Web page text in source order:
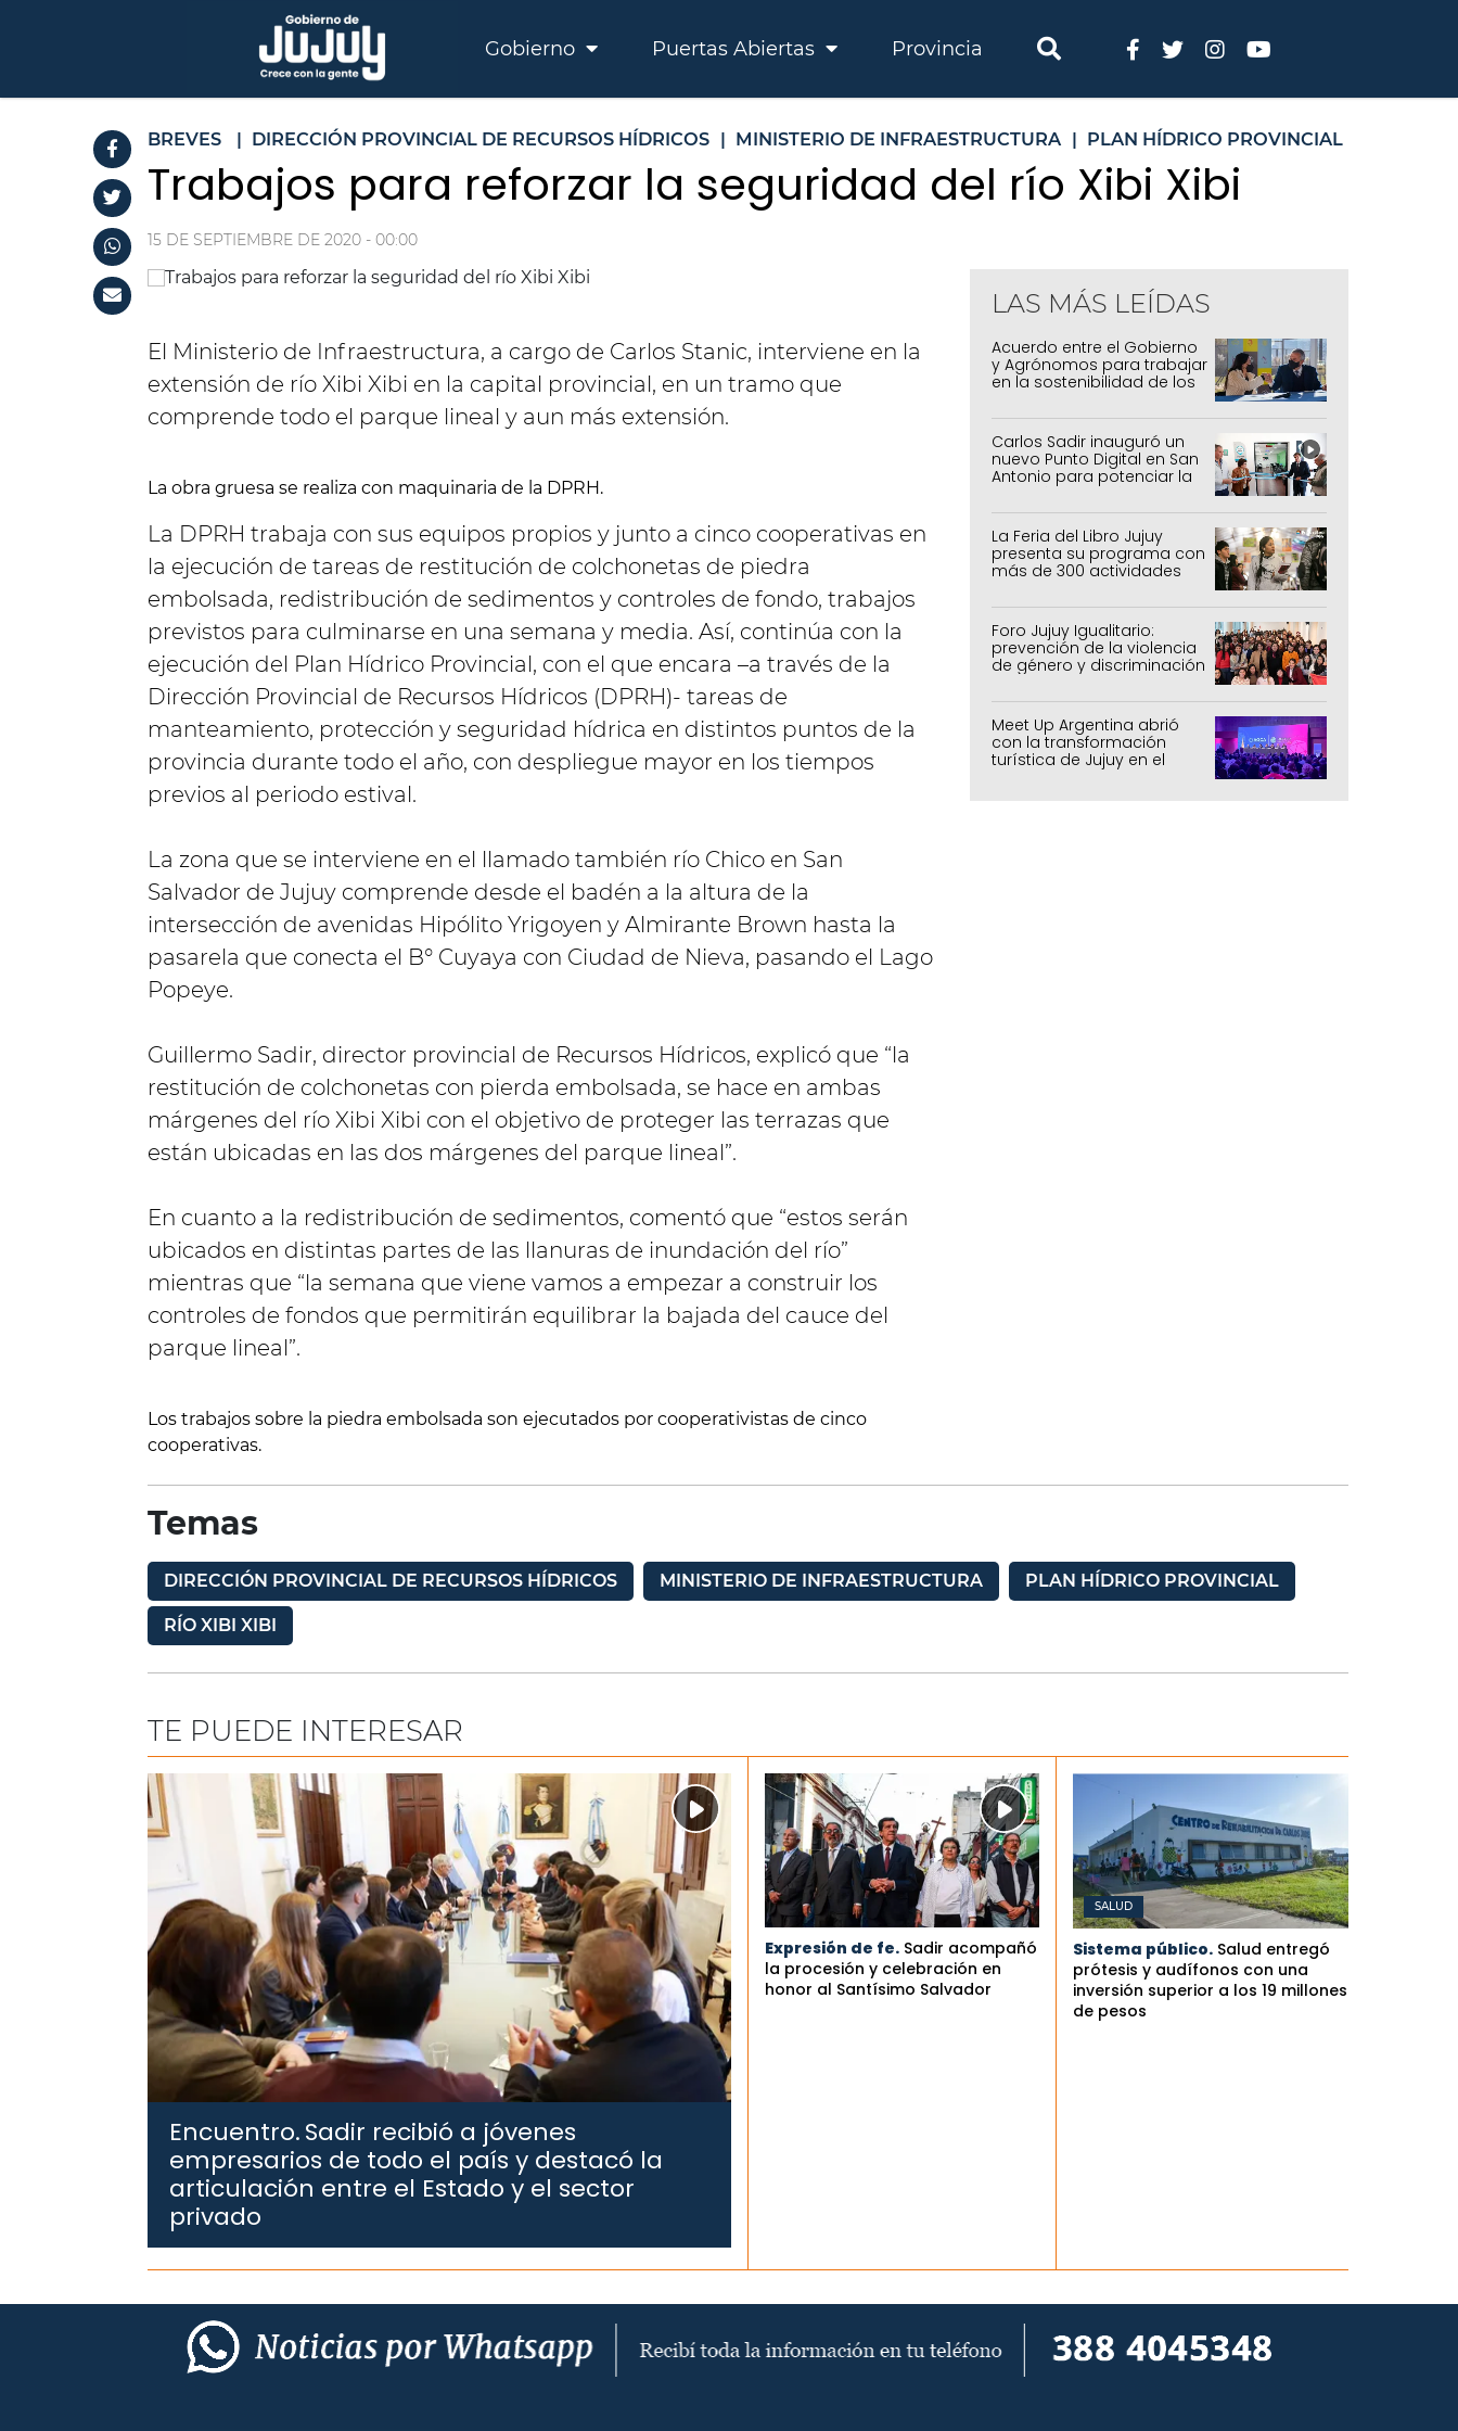
Gobierno Puertas Abiertas Provincia
BREVES | DIRECCIÓN PROVINCIAL DE RECURSOS HÍDRICOS | MINISTERIO DE INFRAESTRUCTURA | PLAN HÍDRICO PROVINCIAL
Trabajos para reforzar la seguridad del río Xibi Xibi
15 DE SEPTIEMBRE DE 2020 - 00:00
El Ministerio de Infraestructura, a cargo de Carlos Stanic, interviene en la
extensión de río Xibi Xibi en la capital provincial, en un tramo que
comprende todo el parque lineal y aun más extensión.
La obra gruesa se realiza con maquinaria de la DPRH.
La DPRH trabaja con sus equipos propios y junto a cinco cooperativas en
la ejecución de tareas de restitución de colchonetas de piedra
embolsada, redistribución de sedimentos y controles de fondo, trabajos
previstos para culminarse en una semana y media. Así, continúa con la
ejecución del Plan Hídrico Provincial, con el que encara –a través de la
Dirección Provincial de Recursos Hídricos (DPRH)- tareas de
manteamiento, protección y seguridad hídrica en distintos puntos de la
provincia durante todo el año, con despliegue mayor en los tiempos
previos al periodo estival.
La zona que se interviene en el llamado también río Chico en San
Salvador de Jujuy comprende desde el badén a la altura de la
intersección de avenidas Hipólito Yrigoyen y Almirante Brown hasta la
pasarela que conecta el B° Cuyaya con Ciudad de Nieva, pasando el Lago
Popeye.
Guillermo Sadir, director provincial de Recursos Hídricos, explicó que “la
restitución de colchonetas con pierda embolsada, se hace en ambas
márgenes del río Xibi Xibi con el objetivo de proteger las terrazas que
están ubicadas en las dos márgenes del parque lineal”.
En cuanto a la redistribución de sedimentos, comentó que “estos serán
ubicados en distintas partes de las llanuras de inundación del río”
mientras que “la semana que viene vamos a empezar a construir los
controles de fondos que permitirán equilibrar la bajada del cauce del
parque lineal”.
Los trabajos sobre la piedra embolsada son ejecutados por cooperativistas de cinco
cooperativas.
LAS MÁS LEÍDAS
Acuerdo entre el Gobierno
y Agrónomos para trabajar
en la sostenibilidad de los
agrícolas, pecuarios y
forestal
Carlos Sadir inauguró un
nuevo Punto Digital en San
Antonio para potenciar la
inclusión tecnológica
La Feria del Libro Jujuy
presenta su programa con
más de 300 actividades
Foro Jujuy Igualitario:
prevención de la violencia
de género y discriminación
Meet Up Argentina abrió
con la transformación
turística de Jujuy en el
Temas
DIRECCIÓN PROVINCIAL DE RECURSOS HÍDRICOS MINISTERIO DE INFRAESTRUCTURA PLAN HÍDRICO PROVINCIAL
RÍO XIBI XIBI
TE PUEDE INTERESAR
Encuentro.Sadir recibió a jóvenes
empresarios de todo el país y destacó la
articulación entre el Estado y el sector
privado
Expresión de fe. Sadir acompañó
la procesión y celebración en
honor al Santísimo Salvador
SALUD
Sistema público. Salud entregó
prótesis y audífonos con una
inversión superior a los 19 millones
de pesos